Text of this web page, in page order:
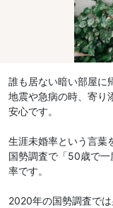
誰も居ない暗い部屋に
地震や急病の時、寄り
安心です。
生涯未婚率という言葉
国勢調査で「50歳で
率です。
2020年の国勢調査で